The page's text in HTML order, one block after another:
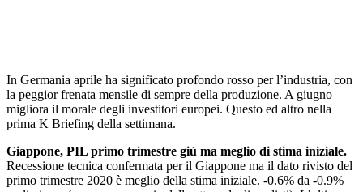
In Germania aprile ha significato profondo rosso per l’industria, con
la peggior frenata mensile di sempre della produzione. A giugno
migliora il morale degli investitori europei. Questo ed altro nella
prima K Briefing della settimana.
Giappone, PIL primo trimestre giù ma meglio di stima iniziale.
Recessione tecnica confermata per il Giappone ma il dato rivisto del
primo trimestre 2020 è meglio della stima iniziale. -0.6% da -0.9%